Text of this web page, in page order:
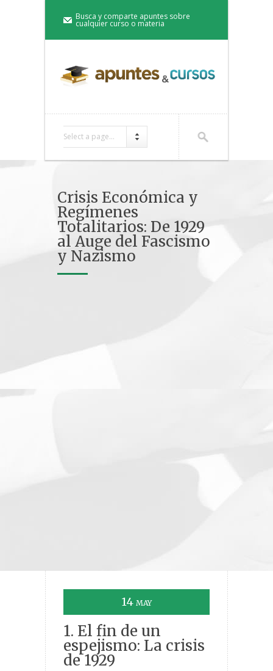
Busca y comparte apuntes sobre
cualquier curso o materia
Select a page...
Crisis Económica y
Regímenes
Totalitarios: De 1929
al Auge del Fascismo
y Nazismo
14 MAY
1. El fin de un
espejismo: La crisis
de 1929